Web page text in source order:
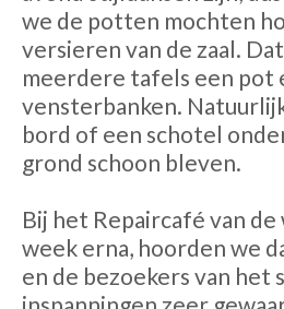
we de potten mochten
versieren van de zaal.
meerdere tafels een pot
vensterbanken.
bord of een schotel
grond schoon bleven.
Bij het Repaircafé van de
week erna, hoorden we
en de bezoekers van het